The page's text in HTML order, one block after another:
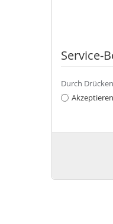
Service-
Durch
Akzeptieren